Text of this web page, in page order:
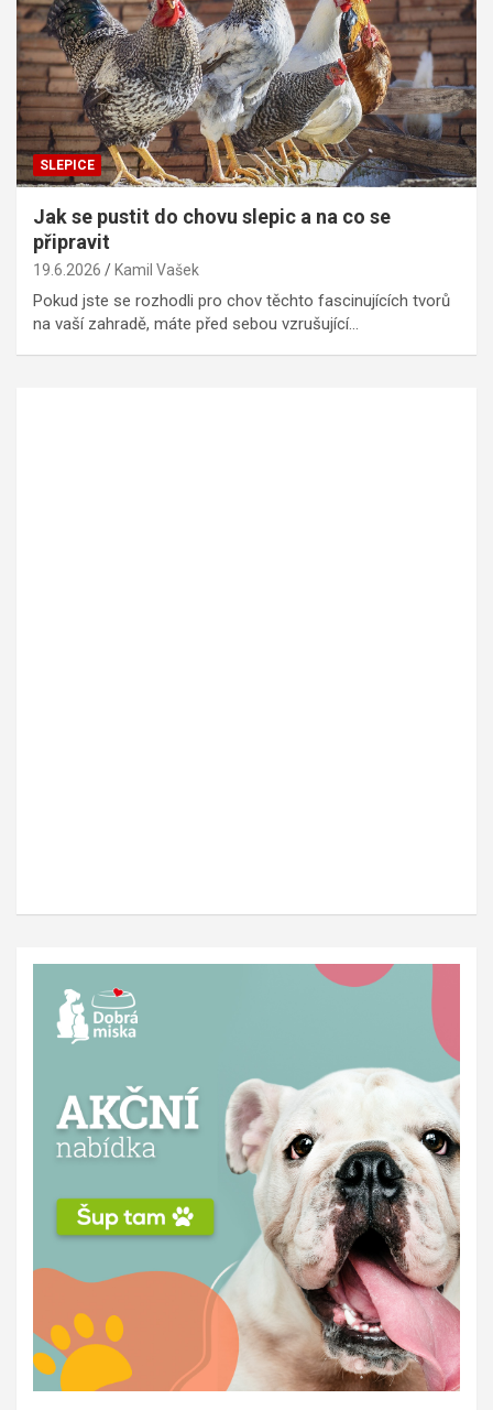
SLEPICE
Jak se pustit do chovu slepic a na co se
připravit
19.6.2026 Kamil Vašek
Pokud jste se rozhodli pro chov těchto fascinujících tvorů
na vaší zahradě, máte před sebou vzrušující…